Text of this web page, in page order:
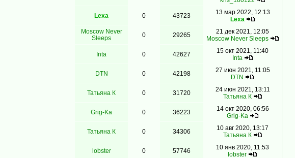
Lexa 0 43723
13 мар 2022, 12:13
Lexa
Moscow Never
Sleeps
0 29265
21 дек 2021, 12:05
Moscow Never Sleeps
Inta 0 42627
15 окт 2021, 11:40
Inta
DTN 0 42198
27 июн 2021, 11:05
DTN
Татьяна К 0 31720
24 июн 2021, 13:11
Татьяна К
Grig-Ka 0 36223
14 окт 2020, 06:56
Grig-Ka
Татьяна К 0 34306
10 авг 2020, 13:17
Татьяна К
lobster 0 57746
10 янв 2020, 11:53
lobster